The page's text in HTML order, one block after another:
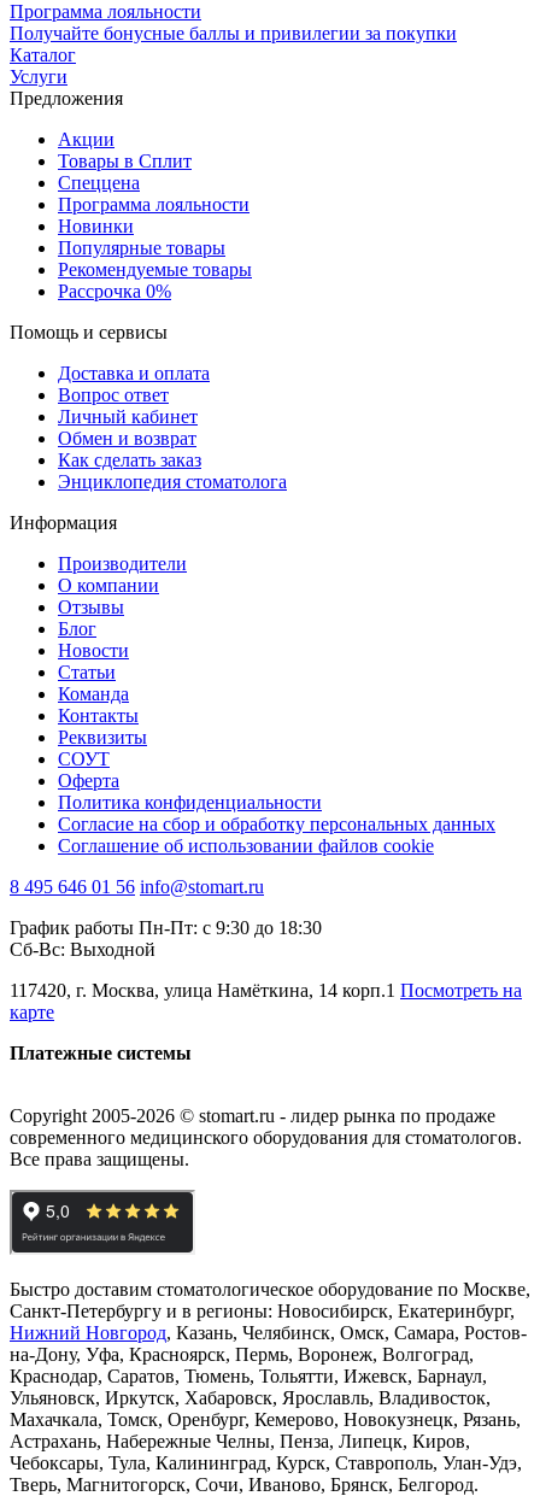
Программа лояльности
Получайте бонусные баллы и привилегии за покупки
Каталог
Услуги
Предложения
Акции
Товары в Сплит
Спеццена
Программа лояльности
Новинки
Популярные товары
Рекомендуемые товары
Рассрочка 0%
Помощь и сервисы
Доставка и оплата
Вопрос ответ
Личный кабинет
Обмен и возврат
Как сделать заказ
Энциклопедия стоматолога
Информация
Производители
О компании
Отзывы
Блог
Новости
Статьи
Команда
Контакты
Реквизиты
СОУТ
Оферта
Политика конфиденциальности
Согласие на сбор и обработку персональных данных
Соглашение об использовании файлов cookie
8 495 646 01 56 info@stomart.ru
График работы Пн-Пт: с 9:30 до 18:30
Сб-Вс: Выходной
117420, г. Москва, улица Намёткина, 14 корп.1 Посмотреть на
карте
Платежные системы
Copyright 2005-2026 © stomart.ru - лидер рынка по продаже
современного медицинского оборудования для стоматологов.
Все права защищены.
Быстро доставим стоматологическое оборудование по Москве,
Санкт-Петербургу и в регионы: Новосибирск, Екатеринбург,
Нижний Новгород, Казань, Челябинск, Омск, Самара, Ростов-
на-Дону, Уфа, Красноярск, Пермь, Воронеж, Волгоград,
Краснодар, Саратов, Тюмень, Тольятти, Ижевск, Барнаул,
Ульяновск, Иркутск, Хабаровск, Ярославль, Владивосток,
Махачкала, Томск, Оренбург, Кемерово, Новокузнецк, Рязань,
Астрахань, Набережные Челны, Пенза, Липецк, Киров,
Чебоксары, Тула, Калининград, Курск, Ставрополь, Улан-Удэ,
Тверь, Магнитогорск, Сочи, Иваново, Брянск, Белгород.